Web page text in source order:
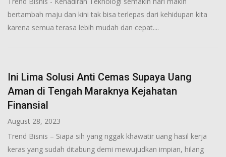
bertambah maju dan kini tak bisa terlepas dari kehidupan kita
karena semua terasa lebih mudah dan cepat....
Ini Lima Solusi Anti Cemas Supaya Uang
Aman di Tengah Maraknya Kejahatan
Finansial
August 28, 2023
Trend Bisnis – Siapa sih yang nggak khawatir uang hasil kerja
keras yang sudah ditabung demi mewujudkan impian, hilang